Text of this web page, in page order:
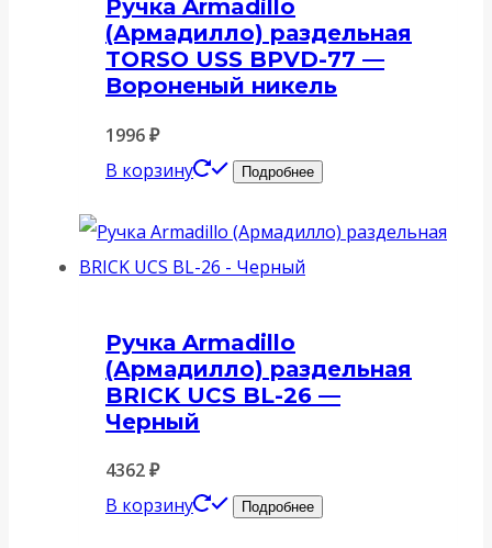
Ручка Armadillo
(Армадилло) раздельная
TORSO USS BPVD-77 —
Вороненый никель
1996₽
В корзину
Подробнее
Ручка Armadillo
(Армадилло) раздельная
BRICK UCS BL-26 —
Черный
4362₽
В корзину
Подробнее